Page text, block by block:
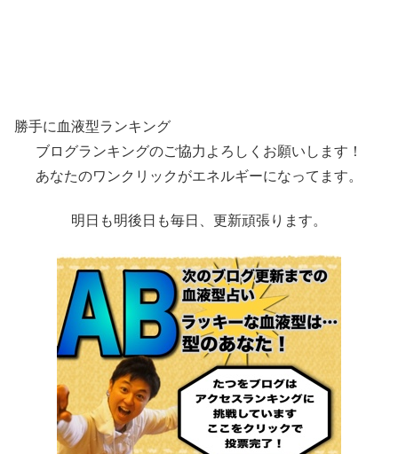
勝手に血液型ランキング
ブログランキングのご協力よろしくお願いします！
あなたのワンクリックがエネルギーになってます。
明日も明後日も毎日、更新頑張ります。